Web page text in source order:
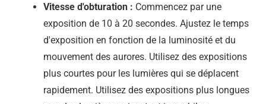
Vitesse d'obturation : Commencez par une
exposition de 10 à 20 secondes. Ajustez le temps
d'exposition en fonction de la luminosité et du
mouvement des aurores. Utilisez des expositions
plus courtes pour les lumières qui se déplacent
rapidement. Utilisez des expositions plus longues